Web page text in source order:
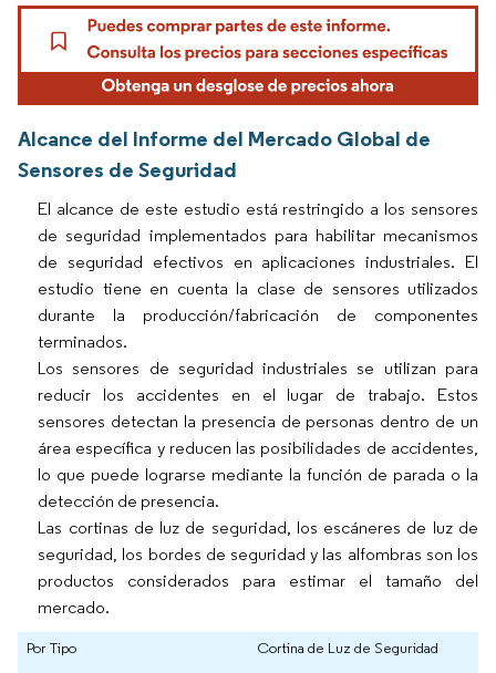
Alcance del Informe del Mercado Global de
Sensores de Seguridad
El alcance de este estudio está restringido a los sensores
de seguridad implementados para habilitar mecanismos
de seguridad efectivos en aplicaciones industriales. El
estudio tiene en cuenta la clase de sensores utilizados
durante la producción/fabricación de componentes
terminados.
Los sensores de seguridad industriales se utilizan para
reducir los accidentes en el lugar de trabajo. Estos
sensores detectan la presencia de personas dentro de un
área específica y reducen las posibilidades de accidentes,
lo que puede lograrse mediante la función de parada o la
detección de presencia.
Las cortinas de luz de seguridad, los escáneres de luz de
seguridad, los bordes de seguridad y las alfombras son los
productos considerados para estimar el tamaño del
mercado.
Por Tipo
Cortina de Luz de Seguridad